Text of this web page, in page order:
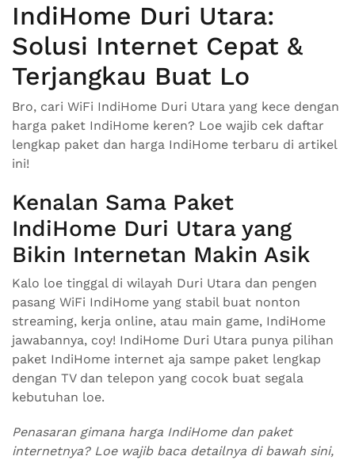
IndiHome Duri Utara:
Solusi Internet Cepat &
Terjangkau Buat Lo
Bro, cari WiFi IndiHome Duri Utara yang kece dengan
harga paket IndiHome keren? Loe wajib cek daftar
lengkap paket dan harga IndiHome terbaru di artikel
ini!
Kenalan Sama Paket
IndiHome Duri Utara yang
Bikin Internetan Makin Asik
Kalo loe tinggal di wilayah Duri Utara dan pengen
pasang WiFi IndiHome yang stabil buat nonton
streaming, kerja online, atau main game, IndiHome
jawabannya, coy! IndiHome Duri Utara punya pilihan
paket IndiHome internet aja sampe paket lengkap
dengan TV dan telepon yang cocok buat segala
kebutuhan loe.
Penasaran gimana harga IndiHome dan paket
internetnya? Loe wajib baca detailnya di bawah sini,